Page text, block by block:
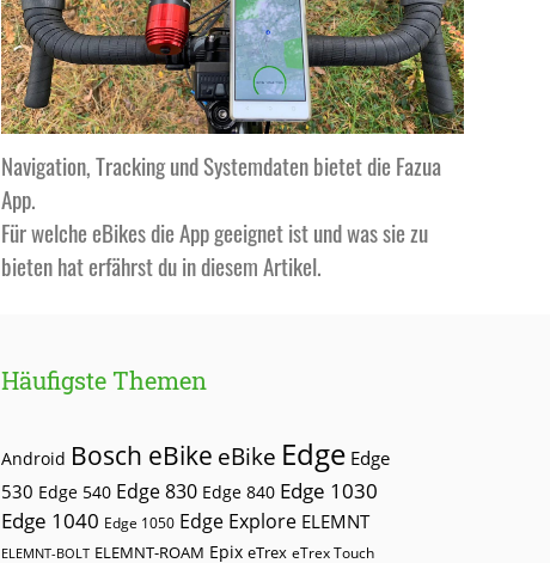
Navigation, Tracking und Systemdaten bietet die Fazua
App.
Für welche eBikes die App geeignet ist und was sie zu
bieten hat erfährst du in diesem Artikel.
Häufigste Themen
Android Bosch eBike eBike Edge Edge
530 Edge 540 Edge 830 Edge 840 Edge 1030
Edge 1040 Edge 1050 Edge Explore ELEMNT
ELEMNT-BOLT ELEMNT-ROAM Epix eTrex eTrex Touch